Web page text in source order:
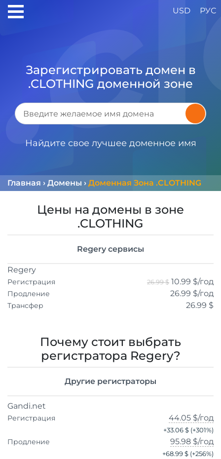
USD РУС
Зарегистрировать домен в
.CLOTHING доменной зоне
Найдите свое лучшее доменное имя
Главная › Домены › Доменная Зона .CLOTHING
Цены на домены в зоне
.CLOTHING
Regery сервисы
Regery
Регистрация 26.99 $ 10.99 $/год
Продление 26.99 $/год
Трансфер 26.99 $
Почему стоит выбрать
регистратора Regery?
Другие регистраторы
Gandi.net
Регистрация 44.05 $/год
+33.06 $ (+301%)
Продление 95.98 $/год
+68.99 $ (+256%)